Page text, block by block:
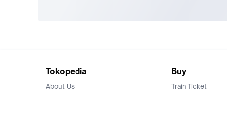
Tokopedia
About Us
Buy
Train Ticket